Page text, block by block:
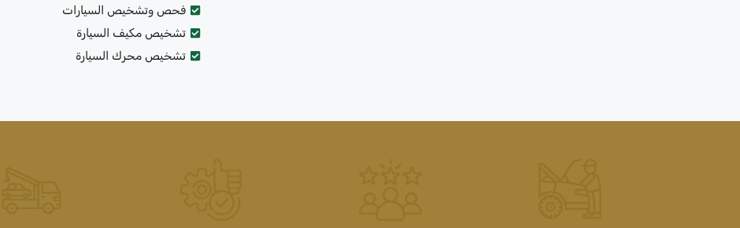
فحص وتشخيص السيارات
تشخيص مكيف السيارة
تشخيص محرك السيارة